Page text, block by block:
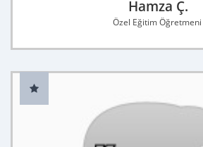
Hamza Ç.
Özel Eğitim Öğretmeni